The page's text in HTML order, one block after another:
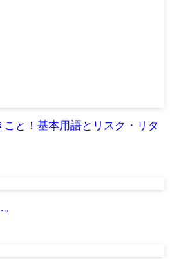
と！基本用語とリスク・リタ